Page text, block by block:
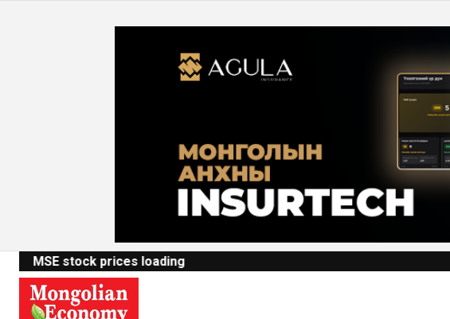
MSE stock prices loading